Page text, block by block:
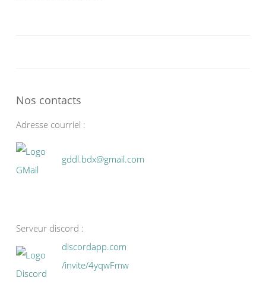
Nos contacts
Adresse courriel :
gddl.bdx@gmail.com
Serveur discord :
discordapp.com
/invite/4yqwFmw